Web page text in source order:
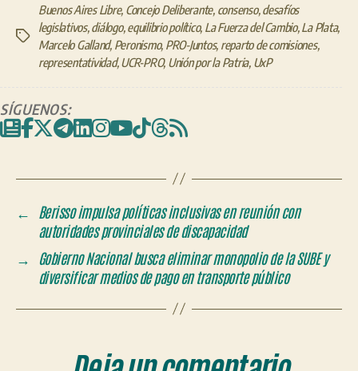
Etiquetas
Buenos Aires Libre, Concejo Deliberante, consenso,desafíos
legislativos,diálogo,equilibrio político, La Fuerza del Cambio,La Plata,
Marcelo Galland, Peronismo, PRO-Juntos, reparto de comisiones,
representatividad,UCR-PRO, Unión por la Patria, UxP
SÍGUENOS:
← Berisso impulsa políticas inclusivas en reunión con
autoridades provinciales de discapacidad
→ Gobierno Nacional busca eliminar monopolio de la SUBE y
diversificar medios de pago en transporte público